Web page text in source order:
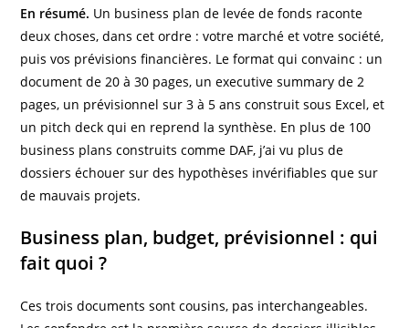
En résumé. Un business plan de levée de fonds raconte
deux choses, dans cet ordre : votre marché et votre société,
puis vos prévisions financières. Le format qui convainc : un
document de 20 à 30 pages, un executive summary de 2
pages, un prévisionnel sur 3 à 5 ans construit sous Excel, et
un pitch deck qui en reprend la synthèse. En plus de 100
business plans construits comme DAF, j’ai vu plus de
dossiers échouer sur des hypothèses invérifiables que sur
de mauvais projets.
Business plan, budget, prévisionnel : qui
fait quoi ?
Ces trois documents sont cousins, pas interchangeables.